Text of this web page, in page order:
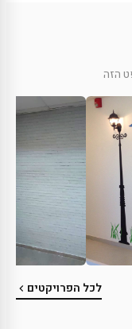
הזה
לכל הפרויקטים